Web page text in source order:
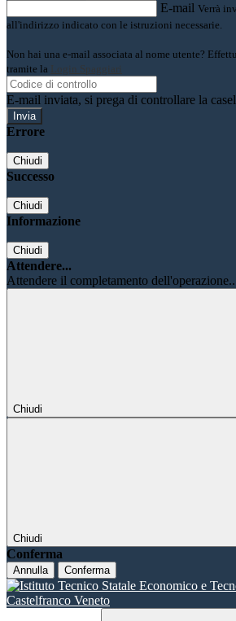
E-mail Verrà
all'indirizzo indicato con le istruzioni necessarie.
Non hai una e-mail associata al nome utente?
tramite la Login Spaggiari
E-mail inviata, si prega di controllare la
Errore
Chiudi
Successo
Chiudi
Informazione
Chiudi
Attendere...
Attendere il completamento
Chiudi
Chiudi
Conferma
Annulla Conferma